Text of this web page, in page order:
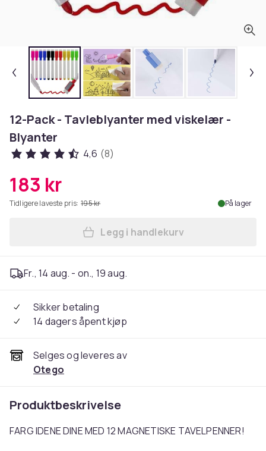
12-Pack - Tavleblyanter med viskelær -
Blyanter
4,6 (8)
183 kr
Tidligere laveste pris: 195 kr På lager
Legg 12-Pack -
Legg i handlekurv
Fr., 14 aug. - on., 19 aug.
Sikker betaling
14 dagers åpent kjøp
Selges og leveres av
Otego
Produktbeskrivelse
FARG IDENE DINE MED 12 MAGNETISKE TAVELPENNER!